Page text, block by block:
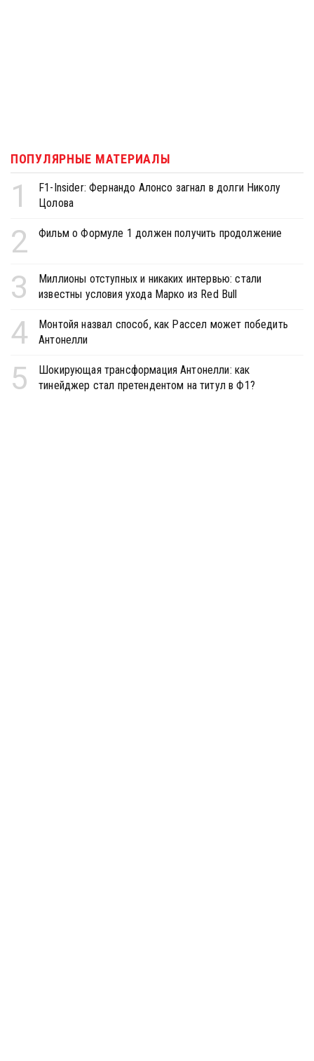
ПОПУЛЯРНЫЕ МАТЕРИАЛЫ
1
F1-Insider: Фернандо Алонсо загнал в долги Николу
Цолова
2 Фильм о Формуле 1 должен получить продолжение
3
Миллионы отступных и никаких интервью: стали
известны условия ухода Марко из Red Bull
4
Монтойя назвал способ, как Рассел может победить
Антонелли
5
Шокирующая трансформация Антонелли: как
тинейджер стал претендентом на титул в Ф1?